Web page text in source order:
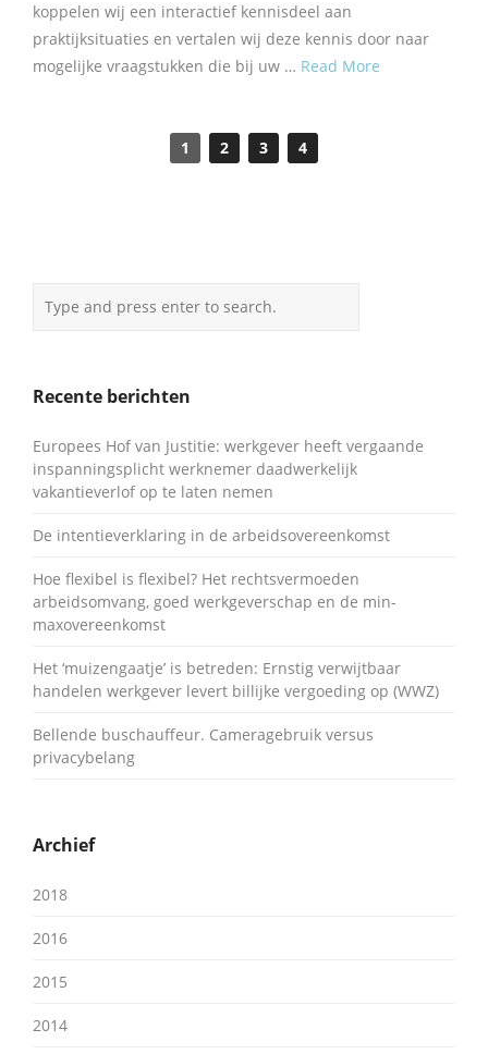
koppelen wij een interactief kennisdeel aan
praktijksituaties en vertalen wij deze kennis door naar
mogelijke vraagstukken die bij uw … Read More
1 2 3 4
Recente berichten
Europees Hof van Justitie: werkgever heeft vergaande
inspanningsplicht werknemer daadwerkelijk
vakantieverlof op te laten nemen
De intentieverklaring in de arbeidsovereenkomst
Hoe flexibel is flexibel? Het rechtsvermoeden
arbeidsomvang, goed werkgeverschap en de min-
maxovereenkomst
Het ‘muizengaatje’ is betreden: Ernstig verwijtbaar
handelen werkgever levert billijke vergoeding op (WWZ)
Bellende buschauffeur. Cameragebruik versus
privacybelang
Archief
2018
2016
2015
2014